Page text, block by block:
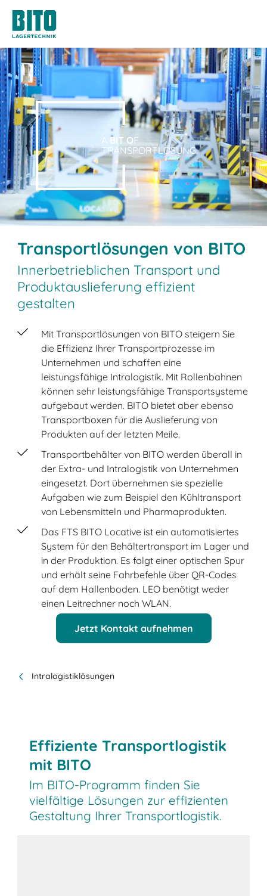
A BIT OF
TRANSPORTLÖSUNG.
Transportlösungen von BITO
Innerbetrieblichen Transport und
Produktauslieferung effizient
gestalten
Mit Transportlösungen von BITO steigern Sie
die Effizienz Ihrer Transportprozesse im
Unternehmen und schaffen eine
leistungsfähige Intralogistik. Mit Rollenbahnen
können sehr leistungsfähige Transportsysteme
aufgebaut werden. BITO bietet aber ebenso
Transportboxen für die Auslieferung von
Produkten auf der letzten Meile.
Transportbehälter von BITO werden überall in
der Extra- und Intralogistik von Unternehmen
eingesetzt. Dort übernehmen sie spezielle
Aufgaben wie zum Beispiel den Kühltransport
von Lebensmitteln und Pharmaprodukten.
Das FTS BITO Locative ist ein automatisiertes
System für den Behältertransport im Lager und
in der Produktion. Es folgt einer optischen Spur
und erhält seine Fahrbefehle über QR-Codes
auf dem Hallenboden. LEO benötigt weder
einen Leitrechner noch WLAN.
Jetzt Kontakt aufnehmen
Intralogistiklösungen
Effiziente Transportlogistik
mit BITO
Im BITO-Programm finden Sie
vielfältige Lösungen zur effizienten
Gestaltung Ihrer Transportlogistik.